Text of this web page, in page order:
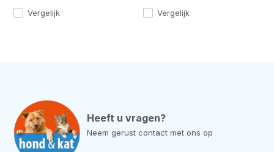
Vergelijk Vergelijk
Heeft u vragen?
Neem gerust contact met ons op